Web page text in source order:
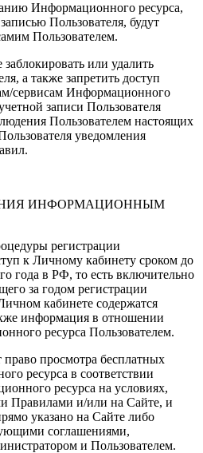
Информационного ресурса,
Пользователя, будут
Пользователем.
или удалить
а также запретить доступ
сервисам Информационного
записи Пользователя
Пользователем настоящих
уведомления
ИНФОРМАЦИОННЫМ
регистрации
к Личному кабинету сроком до
года в РФ, то есть включительно
за годом регистрации
кабинете содержатся
информация в отношении
ресурса Пользователем.
право просмотра бесплатных
ресурса в соответствии
ресурса на условиях,
Правилами и/или на Сайте, и
указано на Сайте либо
соглашениями,
и Пользователем.